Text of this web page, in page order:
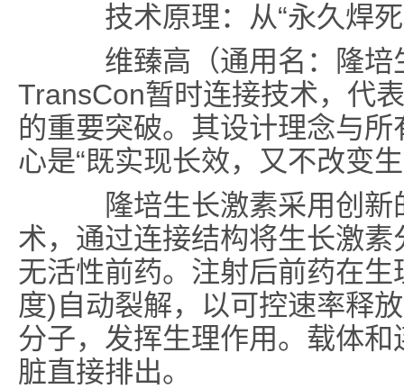
技术原理：从“永久焊死
维臻高（通用名：隆培
TransCon暂时连接技术，代
的重要突破。其设计理念与
心是“既实现长效，又不改变
隆培生长激素采用创新
术，通过连接结构将生长激
无活性前药。注射后前药在
度)自动裂解，以可控速率释
分子，发挥生理作用。载体
脏直接排出。